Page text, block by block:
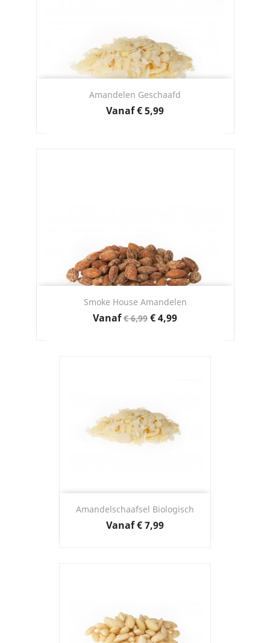
Amandelen Geschaafd
VanafPrijs
€ 5,99
Smoke House Amandelen
VanafNormale
€ 6,99 Prijs
€ 4,99
Amandelschaafsel Biologisch
VanafPrijs
€ 7,99